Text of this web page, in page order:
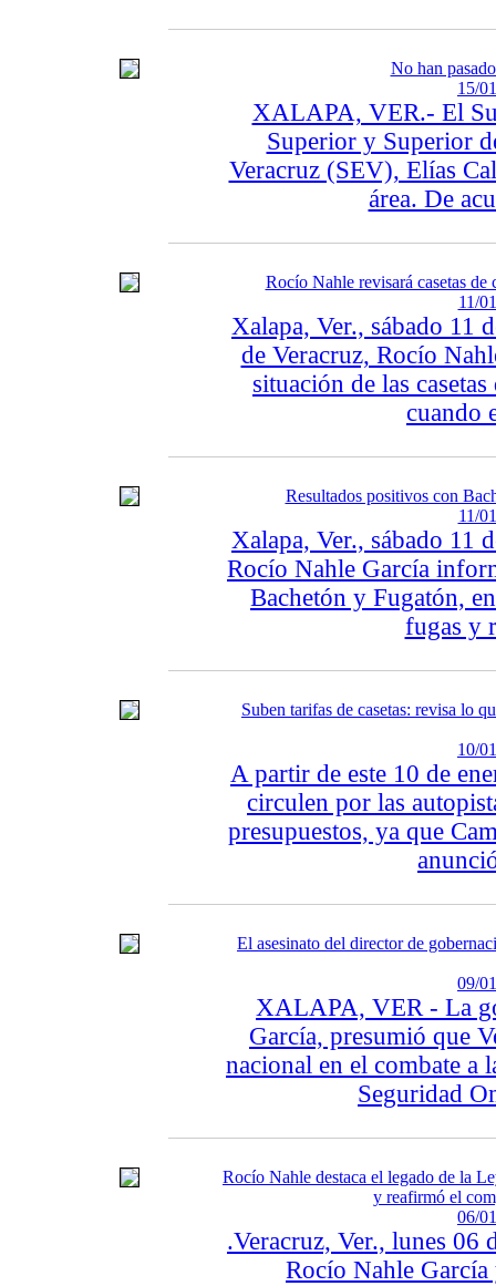
No han
15/
XALAPA, VER.- El
Superior y Superior
Veracruz (SEV), Elías
área. De
Rocío Nahle revisará casetas
11/
Xalapa, Ver., sábado 11
de Veracruz, Rocío
situación de las
cuando
Resultados positivos con
11/
Xalapa, Ver., sábado 11
Rocío Nahle García
Bachetón y Fugatón,
fugas y
Suben tarifas de casetas: revisa lo
10/
A partir de este 10 de
circulen por las
presupuestos, ya que
El asesinato del director de
09/
XALAPA, VER - La
García, presumió que
nacional en el combate a
Seguridad
Rocío Nahle destaca el legado de la
y reafirmó el
06/
.Veracruz, Ver., lunes 06
Rocío Nahle García